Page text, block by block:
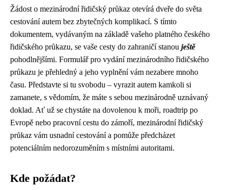
Žádost o mezinárodní řidičský průkaz otevírá dveře do světa
cestování autem bez zbytečných komplikací. S tímto
dokumentem, vydávaným na základě vašeho platného českého
řidičského průkazu, se vaše cesty do zahraničí stanou ještě
pohodlnějšími. Formulář pro vydání mezinárodního řidičského
průkazu je přehledný a jeho vyplnění vám nezabere mnoho
času. Představte si tu svobodu – vyrazit autem kamkoli si
zamanete, s vědomím, že máte s sebou mezinárodně uznávaný
doklad. Ať už se chystáte na dovolenou k moři, roadtrip po
Evropě nebo pracovní cestu do zámoří, mezinárodní řidičský
průkaz vám usnadní cestování a pomůže předcházet
potenciálním nedorozuměním s místními autoritami.
Kde požádat?